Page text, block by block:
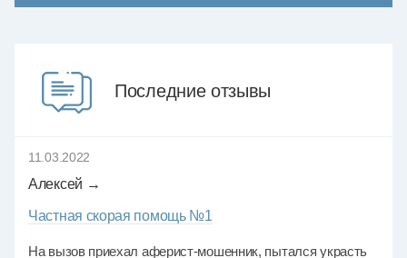
Последние отзывы
11.03.2022
Алексей →
Частная скорая помощь №1
На вызов приехал аферист-мошенник, пытался украсть